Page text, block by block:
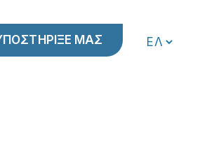
ΜΑΣ